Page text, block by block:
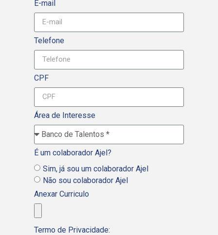
E-mail
Telefone
CPF
Área de Interesse
É um colaborador Ajel?
Sim, já sou um colaborador Ajel
Não sou colaborador Ajel
Anexar Curriculo
Termo de Privacidade: